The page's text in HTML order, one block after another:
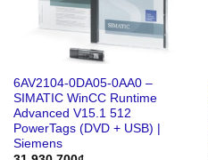
6AV2104-0DA05-0AA0 –
SIMATIC WinCC Runtime
Advanced V15.1 512
PowerTags (DVD + USB) |
Siemens